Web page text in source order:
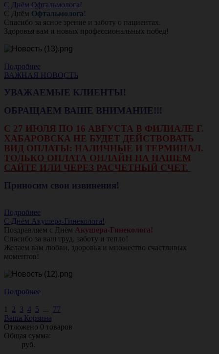
С Днём Офтальмолога!
С Днём Офтальмолога!
Спасибо за ясное зрение и заботу о пациентах.
Здоровья вам и новых профессиональных побед!
Подробнее
ВАЖНАЯ НОВОСТЬ
УВАЖАЕМЫЕ КЛИЕНТЫ!
ОБРАЩАЕМ ВАШЕ ВНИМАНИЕ!!!
С 27 ИЮЛЯ ПО 16 АВГУСТА В ФИЛИАЛЕ Г.
ХАБАРОВСКА НЕ БУДЕТ ДЕЙСТВОВАТЬ
ВИД ОПЛАТЫ: НАЛИЧНЫЕ И ТЕРМИНАЛ.
ТОЛЬКО ОПЛАТА ОНЛАЙН НА НАШЕМ
САЙТЕ ИЛИ ЧЕРЕЗ РАСЧЕТНЫЙ СЧЕТ.
Приносим свои извинения!
Подробнее
С Днём Акушера-Гинеколога!
Поздравляем с Днём Акушера-Гинеколога!
Спасибо за ваш труд, заботу и тепло!
Желаем вам любви, здоровья и множество счастливых
моментов!
Подробнее
1 2 3 4 5 ... 77
Ваша Корзина
Отложено 0 товаров
Общая сумма:
руб.